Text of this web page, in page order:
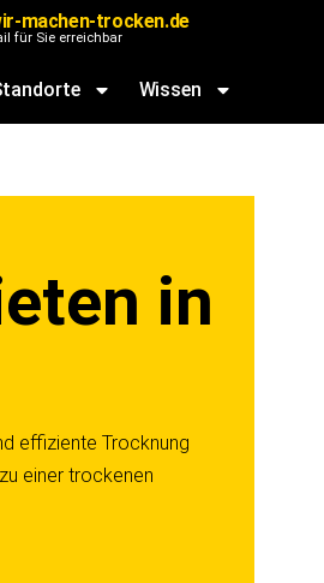
machen-trocken.de
für Sie erreichbar
Wissen
in
effiziente Trocknung
einer trockenen